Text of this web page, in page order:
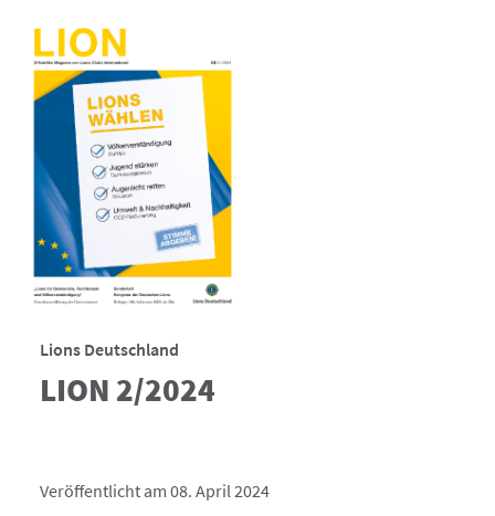
Lions Deutschland
LION 2/2024
Veröffentlicht am 08. April 2024